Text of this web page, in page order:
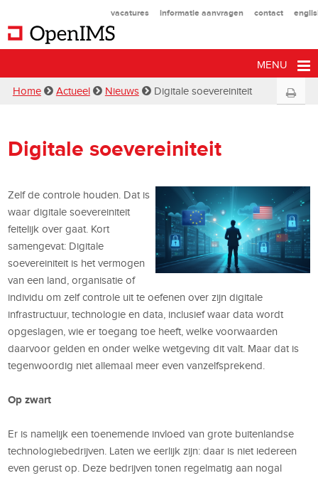
vacatures informatie aanvragen contact
MENU
Home Actueel Nieuws Digitale soevereiniteit
Digitale soevereiniteit
Zelf de controle houden. Dat is
waar digitale soevereiniteit
feitelijk over gaat. Kort
samengevat: Digitale
soevereiniteit is het vermogen
van een land, organisatie of
individu om zelf controle uit te oefenen over zijn digitale
infrastructuur, technologie en data, inclusief waar data wordt
opgeslagen, wie er toegang toe heeft, welke voorwaarden
daarvoor gelden en onder welke wetgeving dit valt. Maar dat is
tegenwoordig niet allemaal meer even vanzelfsprekend.
Op zwart
Er is namelijk een toenemende invloed van grote buitenlandse
technologiebedrijven. Laten we eerlijk zijn: daar is niet iedereen
even gerust op. Deze bedrijven tonen regelmatig aan nogal